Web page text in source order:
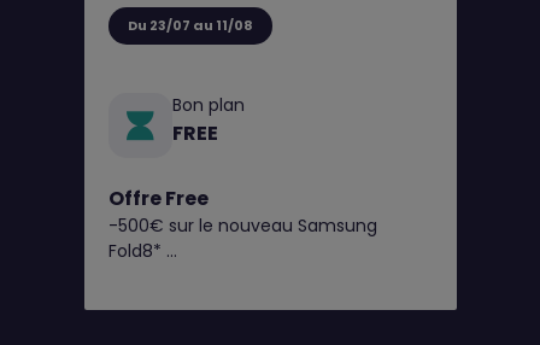
Du 23/07 au 11/08
Bon plan
FREE
Offre Free
-500€ sur le nouveau Samsung
Fold8*